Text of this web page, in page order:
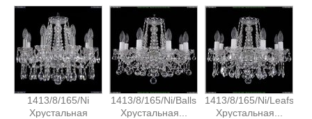
1413/8/165/Ni
Хрустальная
1413/8/165/Ni/Balls
Хрустальная...
1413/8/165/Ni/Leafs
Хрустальная...